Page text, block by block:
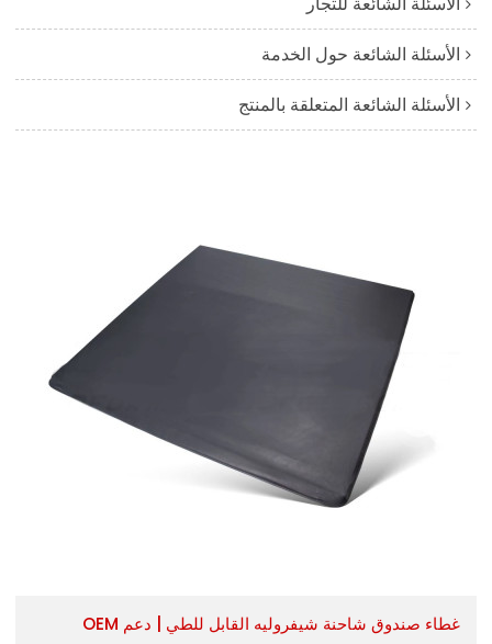
الأسئلة الشائعة حول الخدمة
الأسئلة الشائعة المتعلقة بالمنتج
غطاء صندوق شاحنة شيفروليه القابل للطي | دعم OEM